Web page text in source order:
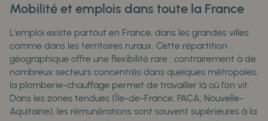
Mobilité et emplois dans toute la France
L'emploi existe partout en France, dans les grandes villes
comme dans les territoires ruraux. Cette répartition
géographique offre une flexibilité rare : contrairement à de
nombreux secteurs concentrés dans quelques métropoles,
la plomberie-chauffage permet de travailler là où l'on vit.
Dans les zones tendues (Île-de-France, PACA, Nouvelle-
Aquitaine), les rémunérations sont souvent supérieures à la